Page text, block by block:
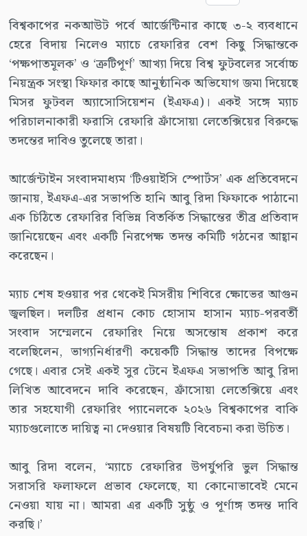
বিশ্বকাপের নকআউট পর্বে আর্জেন্টিনার কাছে ৩-২ ব্যবধানে
হেরে বিদায় নিলেও ম্যাচে রেফারির বেশ কিছু সিদ্ধান্তকে
‘পক্ষপাতমূলক’ ও ‘ত্রুটিপূর্ণ’ আখ্যা দিয়ে বিশ্ব ফুটবলের সর্বোচ্চ
নিয়ন্ত্রক সংস্থা ফিফার কাছে আনুষ্ঠানিক অভিযোগ জমা দিয়েছে
মিসর ফুটবল অ্যাসোসিয়েশন (ইএফএ)। একই সঙ্গে ম্যাচ
পরিচালনাকারী ফরাসি রেফারি ফ্রাঁসোয়া লেতেক্সিয়ের বিরুদ্ধে
তদন্তের দাবিও তুলেছে তারা।
আর্জেন্টাইন সংবাদমাধ্যম ‘টিওয়াইসি স্পোর্টস’ এক প্রতিবেদনে
জানায়, ইএফএ-এর সভাপতি হানি আবু রিদা ফিফাকে পাঠানো
এক চিঠিতে রেফারির বিভিন্ন বিতর্কিত সিদ্ধান্তের তীব্র প্রতিবাদ
জানিয়েছেন এবং একটি নিরপেক্ষ তদন্ত কমিটি গঠনের আহ্বান
করেছেন।
ম্যাচ শেষ হওয়ার পর থেকেই মিসরীয় শিবিরে ক্ষোভের আগুন
জ্বলছিল। দলটির প্রধান কোচ হোসাম হাসান ম্যাচ-পরবর্তী
সংবাদ সম্মেলনে রেফারিং নিয়ে অসন্তোষ প্রকাশ করে
বলেছিলেন, ভাগ্যনির্ধারণী কয়েকটি সিদ্ধান্ত তাদের বিপক্ষে
গেছে। এবার সেই একই সুর টেনে ইএফএ সভাপতি আবু রিদা
লিখিত আবেদনে দাবি করেছেন, ফ্রাঁসোয়া লেতেক্সিয়ে এবং
তার সহযোগী রেফারিং প্যানেলকে ২০২৬ বিশ্বকাপের বাকি
ম্যাচগুলোতে দায়িত্ব না দেওয়ার বিষয়টি বিবেচনা করা উচিত।
আবু রিদা বলেন, ‘ম্যাচে রেফারির উপর্যুপরি ভুল সিদ্ধান্ত
সরাসরি ফলাফলে প্রভাব ফেলেছে, যা কোনোভাবেই মেনে
নেওয়া যায় না। আমরা এর একটি সুষ্ঠু ও পূর্ণাঙ্গ তদন্ত দাবি
করছি।’